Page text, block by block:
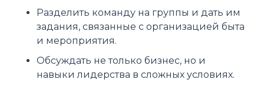
Разделить команду на группы и дать им
задания, связанные с организацией быта
и мероприятия.
Обсуждать не только бизнес, но и
навыки лидерства в сложных условиях.